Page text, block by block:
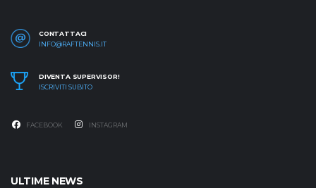
CONTATTACI
INFO@RAFTENNIS.IT
DIVENTA SUPERVISOR!
ISCRIVITI SUBITO
FACEBOOK INSTAGRAM
ULTIME NEWS